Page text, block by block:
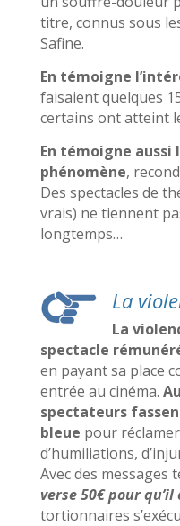
titre, connus sous
Safine.
En témoigne
faisaient quelques
certains ont atteint
En témoigne aussi
phénomène,
Des spectacles de
vrais) ne tiennent
longtemps…
La
La
spectacle
en payant sa place
entrée au cinéma.
spectateurs
bleue pour
d’humiliations,
Avec des messages
verse 50€ pour
tortionnaires